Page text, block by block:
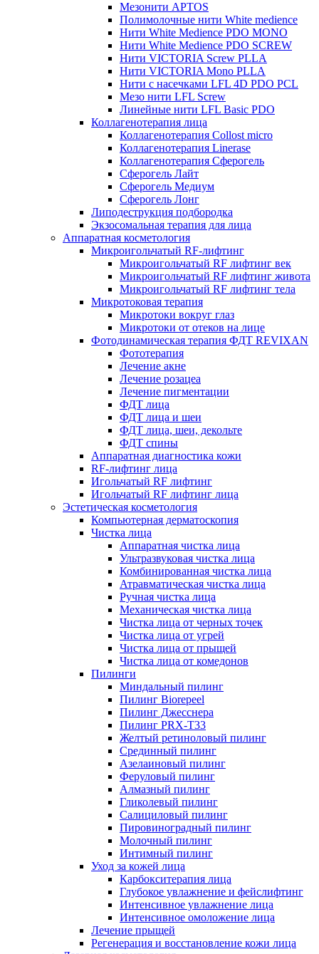
Мезонити APTOS
Полимолочные нити White medience
Нити White Medience PDO MONO
Нити White Medience PDO SCREW
Нити VICTORIA Screw PLLA
Нити VICTORIA Mono PLLA
Нити с насечками LFL 4D PDO PCL
Мезо нити LFL Screw
Линейные нити LFL Basic PDO
Коллагенотерапия лица
Коллагенотерапия Collost micro
Коллагенотерапия Linerase
Коллагенотерапия Сферогель
Сферогель Лайт
Сферогель Медиум
Сферогель Лонг
Липодеструкция подбородка
Экзосомальная терапия для лица
Аппаратная косметология
Микроигольчатый RF-лифтинг
Микроигольчатый RF лифтинг век
Микроигольчатый RF лифтинг живота
Микроигольчатый RF лифтинг тела
Микротоковая терапия
Микротоки вокруг глаз
Микротоки от отеков на лице
Фотодинамическая терапия ФДТ REVIXAN
Фототерапия
Лечение акне
Лечение розацеа
Лечение пигментации
ФДТ лица
ФДТ лица и шеи
ФДТ лица, шеи, декольте
ФДТ спины
Аппаратная диагностика кожи
RF-лифтинг лица
Игольчатый RF лифтинг
Игольчатый RF лифтинг лица
Эстетическая косметология
Компьютерная дерматоскопия
Чистка лица
Аппаратная чистка лица
Ультразвуковая чистка лица
Комбинированная чистка лица
Атравматическая чистка лица
Ручная чистка лица
Механическая чистка лица
Чистка лица от черных точек
Чистка лица от угрей
Чистка лица от прыщей
Чистка лица от комедонов
Пилинги
Миндальный пилинг
Пилинг Biorepeel
Пилинг Джесснера
Пилинг PRX-T33
Желтый ретиноловый пилинг
Срединный пилинг
Азелаиновый пилинг
Феруловый пилинг
Алмазный пилинг
Гликолевый пилинг
Салициловый пилинг
Пировиноградный пилинг
Молочный пилинг
Интимный пилинг
Уход за кожей лица
Карбокситерапия лица
Глубокое увлажнение и фейслифтинг
Интенсивное увлажнение лица
Интенсивное омоложение лица
Лечение прыщей
Регенерация и восстановление кожи лица